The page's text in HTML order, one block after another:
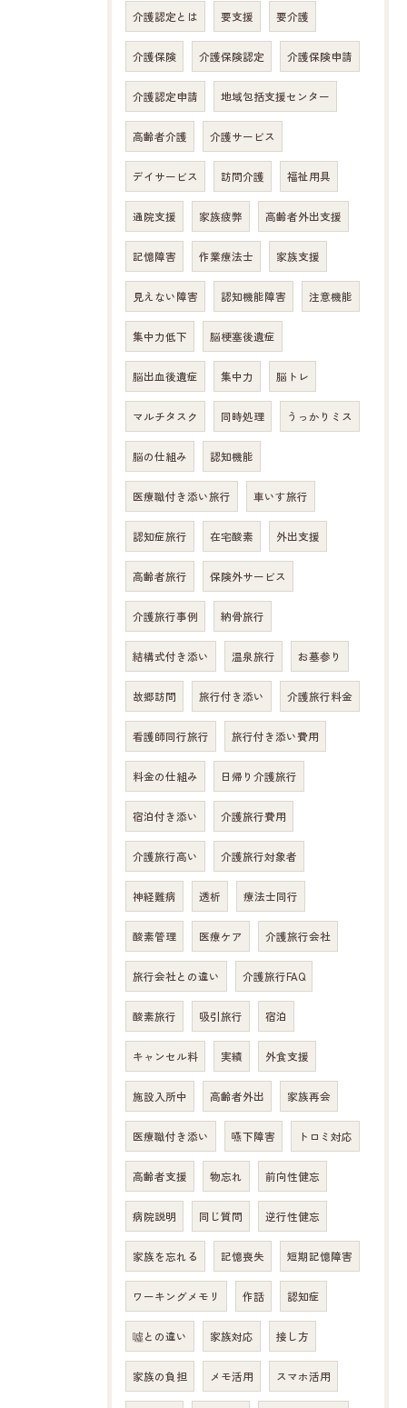
介護認定とは 要支援 要介護
介護保険 介護保険認定 介護保険申請
介護認定申請 地域包括支援センター
高齢者介護 介護サービス
デイサービス 訪問介護 福祉用具
通院支援 家族疲弊 高齢者外出支援
記憶障害 作業療法士 家族支援
見えない障害 認知機能障害 注意機能
集中力低下 脳梗塞後遺症
脳出血後遺症 集中力 脳トレ
マルチタスク 同時処理 うっかりミス
脳の仕組み 認知機能
医療職付き添い旅行 車いす旅行
認知症旅行 在宅酸素 外出支援
高齢者旅行 保険外サービス
介護旅行事例 納骨旅行
結構式付き添い 温泉旅行 お墓参り
故郷訪問 旅行付き添い 介護旅行料金
看護師同行旅行 旅行付き添い費用
料金の仕組み 日帰り介護旅行
宿泊付き添い 介護旅行費用
介護旅行高い 介護旅行対象者
神経難病 透析 療法士同行
酸素管理 医療ケア 介護旅行会社
旅行会社との違い 介護旅行FAQ
酸素旅行 吸引旅行 宿泊
キャンセル料 実績 外食支援
施設入所中 高齢者外出 家族再会
医療職付き添い 嚥下障害 トロミ対応
高齢者支援 物忘れ 前向性健忘
病院説明 同じ質問 逆行性健忘
家族を忘れる 記憶喪失 短期記憶障害
ワーキングメモリ 作話 認知症
噓との違い 家族対応 接し方
家族の負担 メモ活用 スマホ活用
お問い合わせはこちら